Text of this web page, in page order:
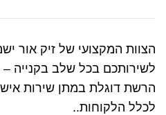
הצוות המקצועי של זיק אור
לשירותכם בכל שלב בקנייה –
הרשת דוגלת במתן שירות
לכלל הלקוחות..